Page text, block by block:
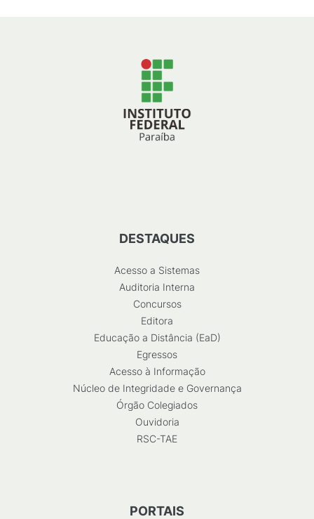
DESTAQUES
Acesso a Sistemas
Auditoria Interna
Concursos
Editora
Educação a Distância (EaD)
Egressos
Acesso à Informação
Núcleo de Integridade e Governança
Órgão Colegiados
Ouvidoria
RSC-TAE
PORTAIS